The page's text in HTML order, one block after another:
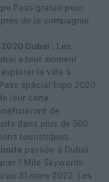
Pass gratuit pour
de la compagnie
Dubaï : Les
à tout moment
la ville à
spécial Expo 2020
leur carte
de
dans plus de 500
touristiques.
passée à Dubaï :
1 Mile Skywards
31 mars 2022. Les